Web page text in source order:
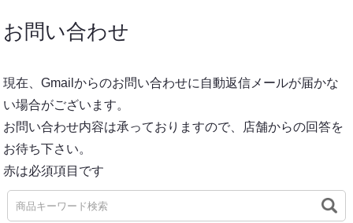
お問い合わせ
現在、Gmailからのお問い合わせに自動返信メールが届かな
い場合がございます。
お問い合わせ内容は承っておりますので、店舗からの回答を
お待ち下さい。
赤は必須項目です